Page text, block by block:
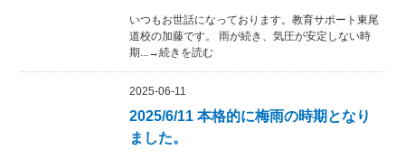
いつもお世話になっております。教育サポート東尾
道校の加藤です。 雨が続き、気圧が安定しない時
期...→続きを読む
2025-06-11
2025/6/11 本格的に梅雨の時期となり
ました。